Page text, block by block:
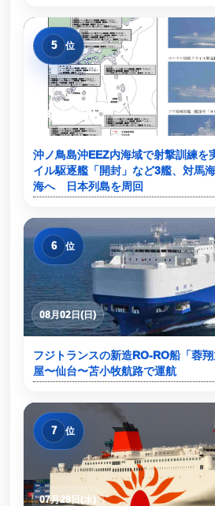
5 位
08月04日(火)
沖ノ鳥島沖EEZ内海域で射撃訓練を
イル駆逐艦「開封」など3艦、対馬
海へ 日本列島を周回
6 位
08月02日(日)
フジトランスの新造RO-RO船「蓉
屋〜仙台〜苫小牧航路で運航
7 位
07月29日(水)